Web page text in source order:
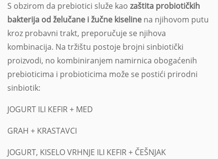
S obzirom da prebiotici služe kao zaštita probiotičkih
bakterija od želučane i žučne kiseline na njihovom putu
kroz probavni trakt, preporučuje se njihova
kombinacija. Na tržištu postoje brojni sinbiotički
proizvodi, no kombiniranjem namirnica obogaćenih
prebioticima i probioticima može se postići prirodni
sinbiotik:
JOGURT ILI KEFIR + MED
GRAH + KRASTAVCI
JOGURT, KISELO VRHNJE ILI KEFIR + ČEŠNJAK